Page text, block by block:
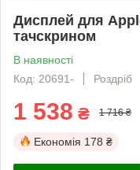
Дисплей для
тачскрином
В наявності
Код: 20691-
Роздріб
1 538 ₴ 1 716 ₴
Економія 178 ₴